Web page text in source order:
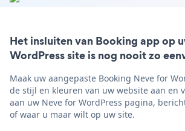
Het insluiten van Booking app op
WordPress site is nog nooit zo
Maak uw aangepaste Booking Neve for
de stijl en kleuren van uw website aan en
aan uw Neve for WordPress pagina,
of waar u maar wilt op uw site.